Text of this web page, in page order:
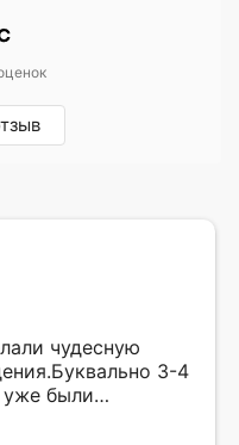
чудесную
3-4
уже были